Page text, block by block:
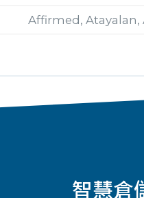
Affirmed, Atayalan,
智慧倉